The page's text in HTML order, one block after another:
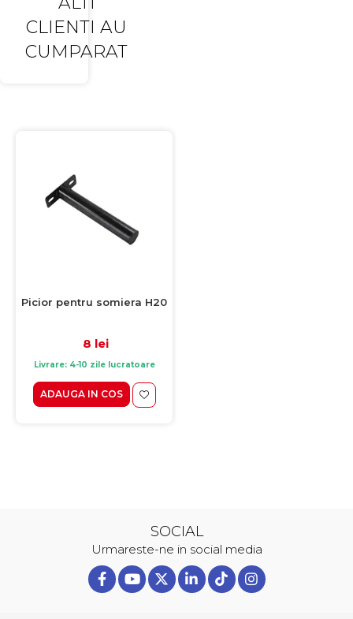
CLIENTI AU
CUMPARAT
Picior pentru somiera H20
8 lei
Livrare: 4-10 zile lucratoare
ADAUGA IN COS
SOCIAL
Urmareste-ne in social media